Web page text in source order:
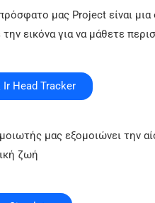
μας Project είναι
εικόνα για να μάθετε
Ir Head Tracker
μας εξομοιώνει την
ζωή